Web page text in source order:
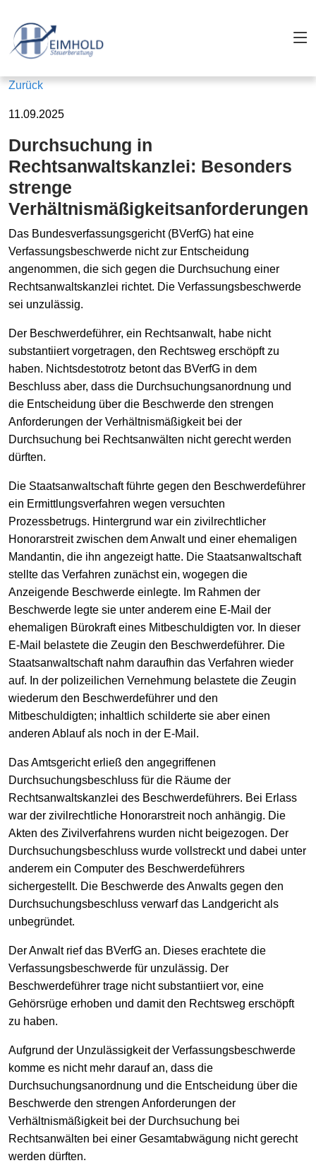
Zurück
11.09.2025
Durchsuchung in
Rechtsanwaltskanzlei: Besonders
strenge
Verhältnismäßigkeitsanforderungen
Das Bundesverfassungsgericht (BVerfG) hat eine
Verfassungsbeschwerde nicht zur Entscheidung
angenommen, die sich gegen die Durchsuchung einer
Rechtsanwaltskanzlei richtet. Die Verfassungsbeschwerde
sei unzulässig.
Der Beschwerdeführer, ein Rechtsanwalt, habe nicht
substantiiert vorgetragen, den Rechtsweg erschöpft zu
haben. Nichtsdestotrotz betont das BVerfG in dem
Beschluss aber, dass die Durchsuchungsanordnung und
die Entscheidung über die Beschwerde den strengen
Anforderungen der Verhältnismäßigkeit bei der
Durchsuchung bei Rechtsanwälten nicht gerecht werden
dürften.
Die Staatsanwaltschaft führte gegen den Beschwerdeführer
ein Ermittlungsverfahren wegen versuchten
Prozessbetrugs. Hintergrund war ein zivilrechtlicher
Honorarstreit zwischen dem Anwalt und einer ehemaligen
Mandantin, die ihn angezeigt hatte. Die Staatsanwaltschaft
stellte das Verfahren zunächst ein, wogegen die
Anzeigende Beschwerde einlegte. Im Rahmen der
Beschwerde legte sie unter anderem eine E-Mail der
ehemaligen Bürokraft eines Mitbeschuldigten vor. In dieser
E-Mail belastete die Zeugin den Beschwerdeführer. Die
Staatsanwaltschaft nahm daraufhin das Verfahren wieder
auf. In der polizeilichen Vernehmung belastete die Zeugin
wiederum den Beschwerdeführer und den
Mitbeschuldigten; inhaltlich schilderte sie aber einen
anderen Ablauf als noch in der E-Mail.
Das Amtsgericht erließ den angegriffenen
Durchsuchungsbeschluss für die Räume der
Rechtsanwaltskanzlei des Beschwerdeführers. Bei Erlass
war der zivilrechtliche Honorarstreit noch anhängig. Die
Akten des Zivilverfahrens wurden nicht beigezogen. Der
Durchsuchungsbeschluss wurde vollstreckt und dabei unter
anderem ein Computer des Beschwerdeführers
sichergestellt. Die Beschwerde des Anwalts gegen den
Durchsuchungsbeschluss verwarf das Landgericht als
unbegründet.
Der Anwalt rief das BVerfG an. Dieses erachtete die
Verfassungsbeschwerde für unzulässig. Der
Beschwerdeführer trage nicht substantiiert vor, eine
Gehörsrüge erhoben und damit den Rechtsweg erschöpft
zu haben.
Aufgrund der Unzulässigkeit der Verfassungsbeschwerde
komme es nicht mehr darauf an, dass die
Durchsuchungsanordnung und die Entscheidung über die
Beschwerde den strengen Anforderungen der
Verhältnismäßigkeit bei der Durchsuchung bei
Rechtsanwälten bei einer Gesamtabwägung nicht gerecht
werden dürften.